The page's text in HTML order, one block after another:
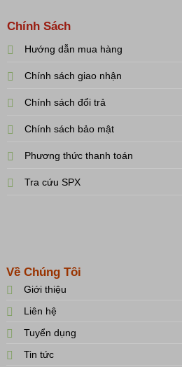
Chính Sách
Hướng dẫn mua hàng
Chính sách giao nhận
Chính sách đổi trả
Chính sách bảo mật
Phương thức thanh toán
Tra cứu SPX
Về Chúng Tôi
Giới thiệu
Liên hệ
Tuyển dụng
Tin tức